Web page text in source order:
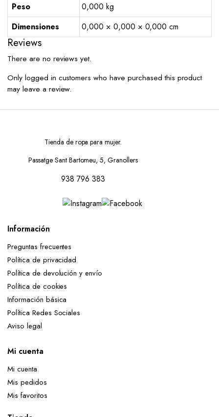
Peso
0,000 kg
Dimensiones
0,000 × 0,000 × 0,000 cm
Reviews
There are no reviews yet.
Only logged in customers who have purchased this product
may leave a review.
Tienda de ropa para mujer.
Passatge Sant Bartomeu, 5, Granollers
938 796 383
Información
Preguntas frecuentes
Política de privacidad
Política de devolución y envío
Política de cookies
Información básica
Política Redes Sociales
Aviso legal
Mi cuenta
Mi cuenta
Mis pedidos
Mis favoritos